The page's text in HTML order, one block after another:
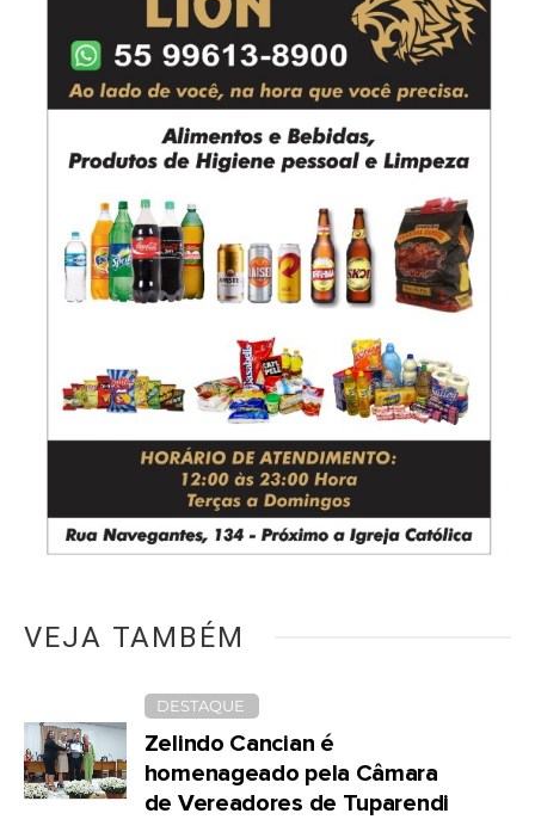
VEJA TAMBÉM
DESTAQUE
Zelindo Cancian é
homenageado pela Câmara
de Vereadores de Tuparendi